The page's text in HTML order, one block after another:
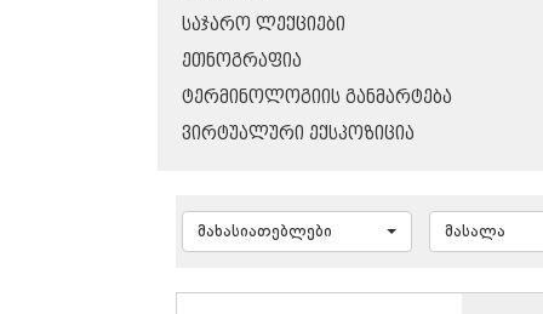
ᲡᲐᲯᲐᲠᲝ ᲚᲔᲥᲪᲘᲔᲑᲘ
ᲔᲗᲜᲝᲒᲠᲐᲤᲘᲐ
ᲢᲔᲠᲛᲘᲜᲝᲚᲝᲒᲘᲘᲡ ᲒᲐᲜᲛᲐᲠᲢᲔᲑᲐ
ᲕᲘᲠᲢᲣᲐᲚᲣᲠᲘ ᲔᲥᲡᲞᲝᲖᲘᲪᲘᲐ
მახასიათებლები მასალა